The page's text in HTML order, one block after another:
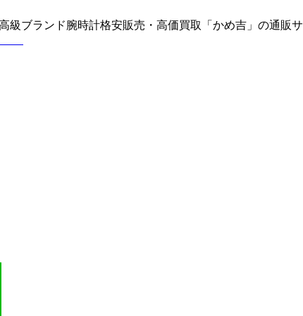
級ブランド腕時計格安販売・高価買取「かめ吉」の通販